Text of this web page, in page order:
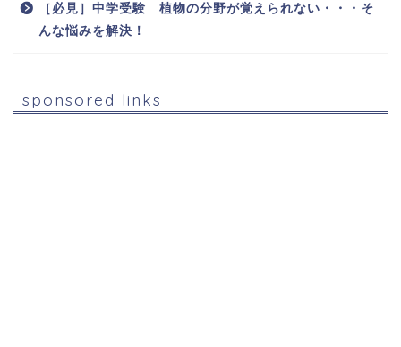
［必見］中学受験 植物の分野が覚えられない・・・そ
んな悩みを解決！
sponsored links